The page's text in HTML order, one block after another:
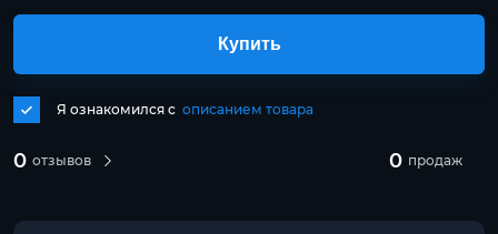
0 отзывов 0 продаж
Я ознакомился с описанием товара
Купить